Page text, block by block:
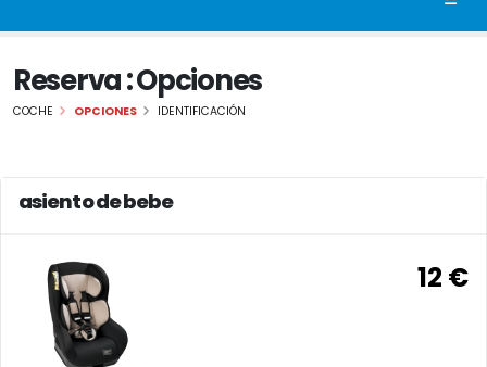
Reserva : Opciones
COCHE OPCIONES IDENTIFICACIÓN
asiento de bebe
12 €